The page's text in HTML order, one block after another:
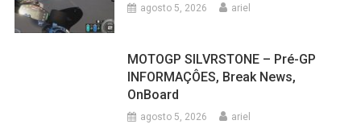
agosto 5, 2026 ariel
MOTOGP SILVRSTONE – Pré-GP
INFORMAÇÔES, Break News,
OnBoard
agosto 5, 2026 ariel